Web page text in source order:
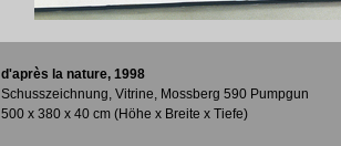
d'après la nature, 1998
Schusszeichnung, Vitrine, Mossberg 590 Pumpgun
500 x 380 x 40 cm (Höhe x Breite x Tiefe)